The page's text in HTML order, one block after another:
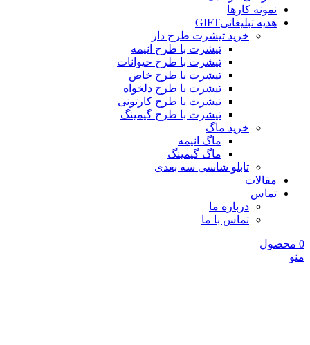
نمونه کارها
هدیه تبلیغاتیGIFT
خرید تیشرت طرح دار
تیشرت با طرح انیمه
تیشرت با طرح حیوانات
تیشرت با طرح خاص
تیشرت با طرح دلخواه
تیشرت با طرح کارتونی
تیشرت با طرح گیمینگ
خرید ماگ
ماگ انیمه
ماگ گیمینگ
تابلو شاسی سه بعدی
مقالات
تماس
درباره ما
تماس با ما
0 محصول
منو